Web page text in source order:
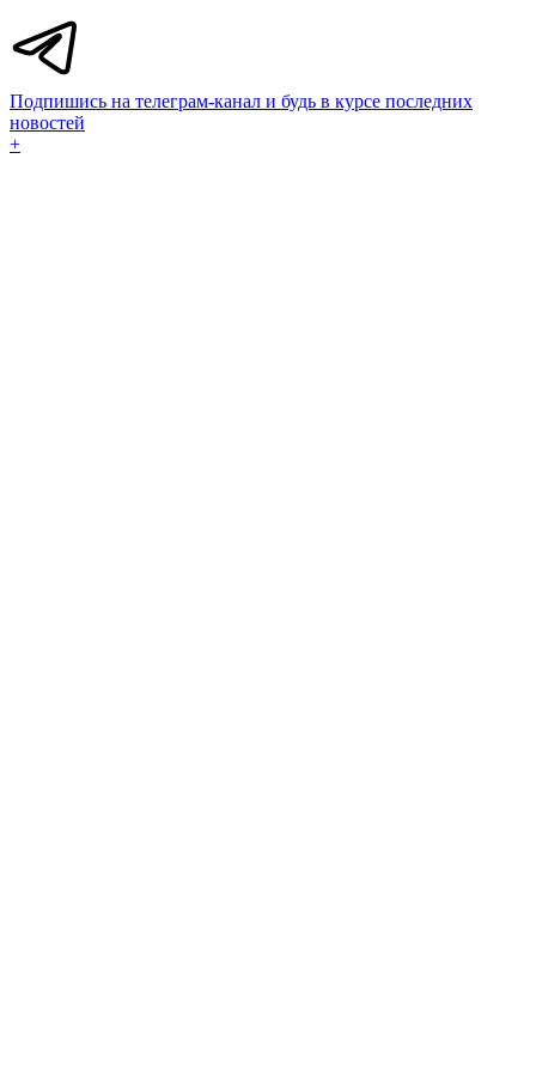
Подпишись на телеграм-канал и будь в курсе последних
новостей
+